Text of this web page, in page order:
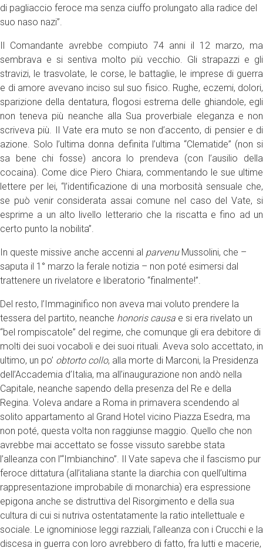
di pagliaccio feroce ma senza ciuffo prolungato alla radice del
suo naso nazi”.
Il Comandante avrebbe compiuto 74 anni il 12 marzo, ma
sembrava e si sentiva molto più vecchio. Gli strapazzi e gli
stravizi, le trasvolate, le corse, le battaglie, le imprese di guerra
e di amore avevano inciso sul suo fisico. Rughe, eczemi, dolori,
sparizione della dentatura, flogosi estrema delle ghiandole, egli
non teneva più neanche alla Sua proverbiale eleganza e non
scriveva più. Il Vate era muto se non d’accento, di pensier e di
azione. Solo l’ultima donna definita l’ultima “Clematide” (non si
sa bene chi fosse) ancora lo prendeva (con l’ausilio della
cocaina). Come dice Piero Chiara, commentando le sue ultime
lettere per lei, “l’identificazione di una morbosità sensuale che,
se può venir considerata assai comune nel caso del Vate, si
esprime a un alto livello letterario che la riscatta e fino ad un
certo punto la nobilita”.
In queste missive anche accenni al parvenuMussolini, che –
saputa il 1° marzo la ferale notizia – non poté esimersi dal
trattenere un rivelatore e liberatorio “finalmente!”.
Del resto, l’Immaginifico non aveva mai voluto prendere la
tessera del partito, neanche honoris causa e si era rivelato un
“bel rompiscatole” del regime, che comunque gli era debitore di
molti dei suoi vocaboli e dei suoi rituali. Aveva solo accettato, in
ultimo, un po’ obtorto collo, alla morte di Marconi, la Presidenza
dell’Accademia d’Italia, ma all’inaugurazione non andò nella
Capitale, neanche sapendo della presenza del Re e della
Regina. Voleva andare a Roma in primavera scendendo al
solito appartamento al Grand Hotel vicino Piazza Esedra, ma
non poté, questa volta non raggiunse maggio. Quello che non
avrebbe mai accettato se fosse vissuto sarebbe stata
l’alleanza con l’“Imbianchino”. Il Vate sapeva che il fascismo pur
feroce dittatura (all’italiana stante la diarchia con quell’ultima
rappresentazione improbabile di monarchia) era espressione
epigona anche se distruttiva del Risorgimento e della sua
cultura di cui si nutriva ostentatamente la ratio intellettuale e
sociale. Le ignominiose leggi razziali, l’alleanza con i Crucchi e la
discesa in guerra con loro avrebbero di fatto, fra lutti e macerie,